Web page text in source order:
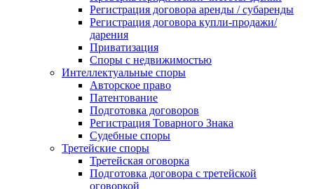
Регистрация договора аренды / субаренды
Регистрация договора купли-продажи/
дарения
Приватизация
Cпоры с недвижимостью
Интеллектуальные споры
Авторское право
Патентование
Подготовка договоров
Регистрация Товарного Знака
Судебные споры
Третейские споры
Третейская оговорка
Подготовка договора с третейской
оговоркой